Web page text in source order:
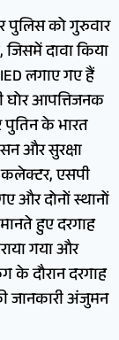
पुलिस को गुरुवार
दावा किया
लगाए गए हैं
घोर आपत्तिजनक
पुतिन के भारत
और सुरक्षा
कलेक्टर, एसपी
और दोनों स्थानों
हुए दरगाह
गया और
के दौरान दरगाह
जानकारी अंजुमन